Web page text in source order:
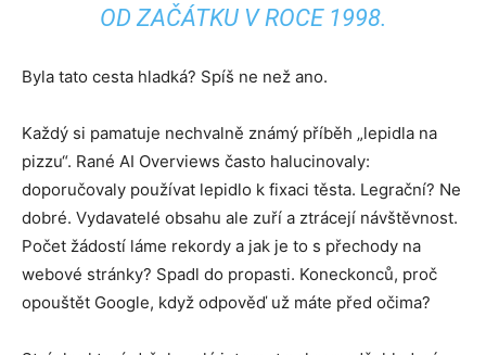
OD ZAČÁTKU V ROCE 1998.
Byla tato cesta hladká? Spíš ne než ano.
Každý si pamatuje nechvalně známý příběh „lepidla na
pizzu“. Rané AI Overviews často halucinovaly:
doporučovaly používat lepidlo k fixaci těsta. Legrační? Ne
dobré. Vydavatelé obsahu ale zuří a ztrácejí návštěvnost.
Počet žádostí láme rekordy a jak je to s přechody na
webové stránky? Spadl do propasti. Koneckonců, proč
opouštět Google, když odpověď už máte před očima?